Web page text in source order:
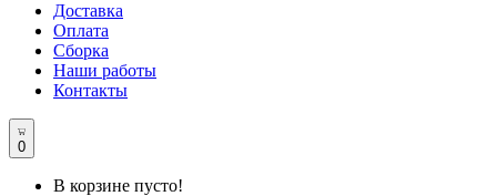
Доставка
Оплата
Сборка
Наши работы
Контакты
0
В корзине пусто!